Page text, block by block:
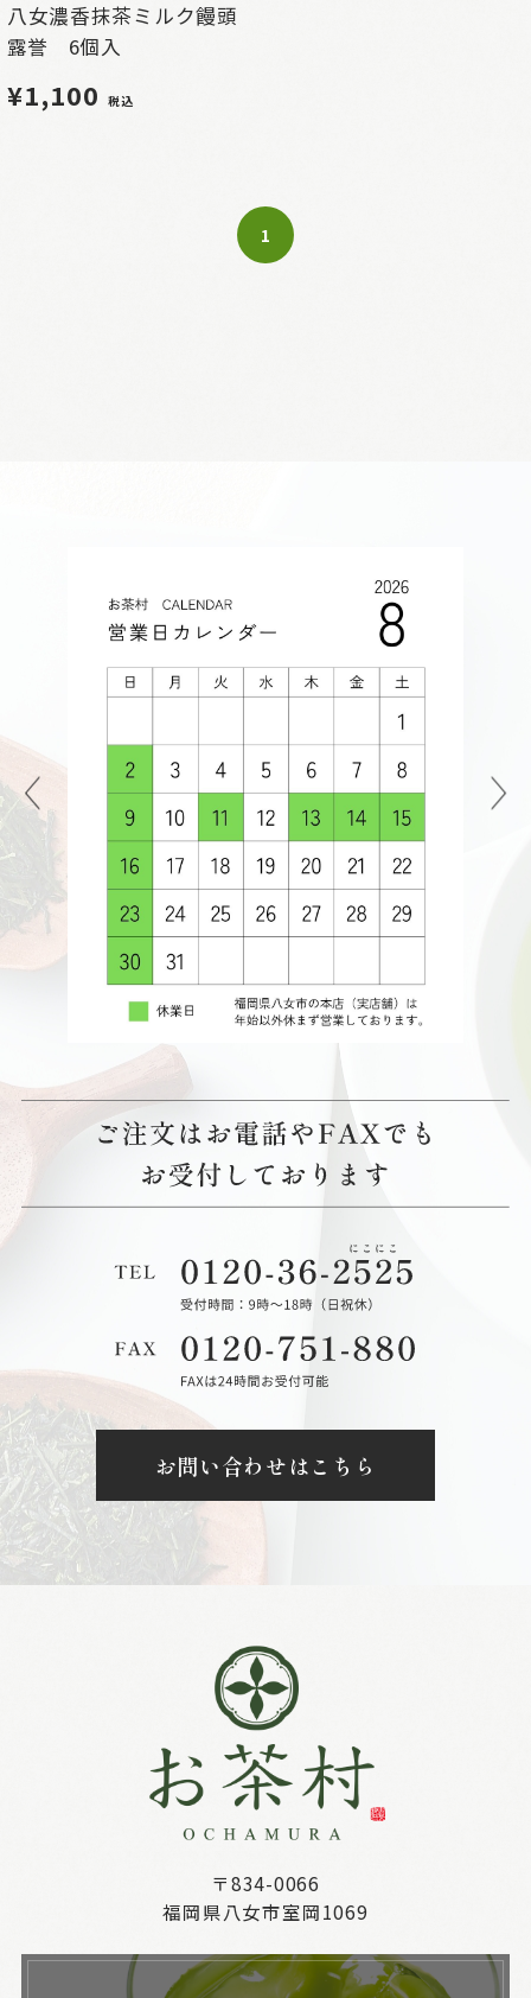
八女濃香抹茶ミルク饅頭
露誉 6個入
¥1,100 税込
1
お問い合わせはこちら
〒834-0066
福岡県八女市室岡1069